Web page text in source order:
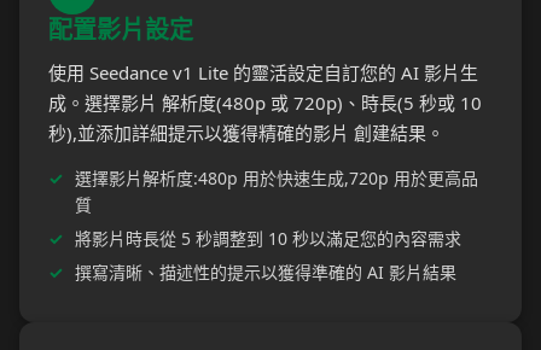
配置影片設定
使用 Seedance v1 Lite 的靈活設定自訂您的 AI 影片生
成。選擇影片 解析度(480p 或 720p)、時長(5 秒或 10
秒),並添加詳細提示以獲得精確的影片 創建結果。
選擇影片解析度:480p 用於快速生成,720p 用於更高品
質
將影片時長從 5 秒調整到 10 秒以滿足您的內容需求
撰寫清晰、描述性的提示以獲得準確的 AI 影片結果